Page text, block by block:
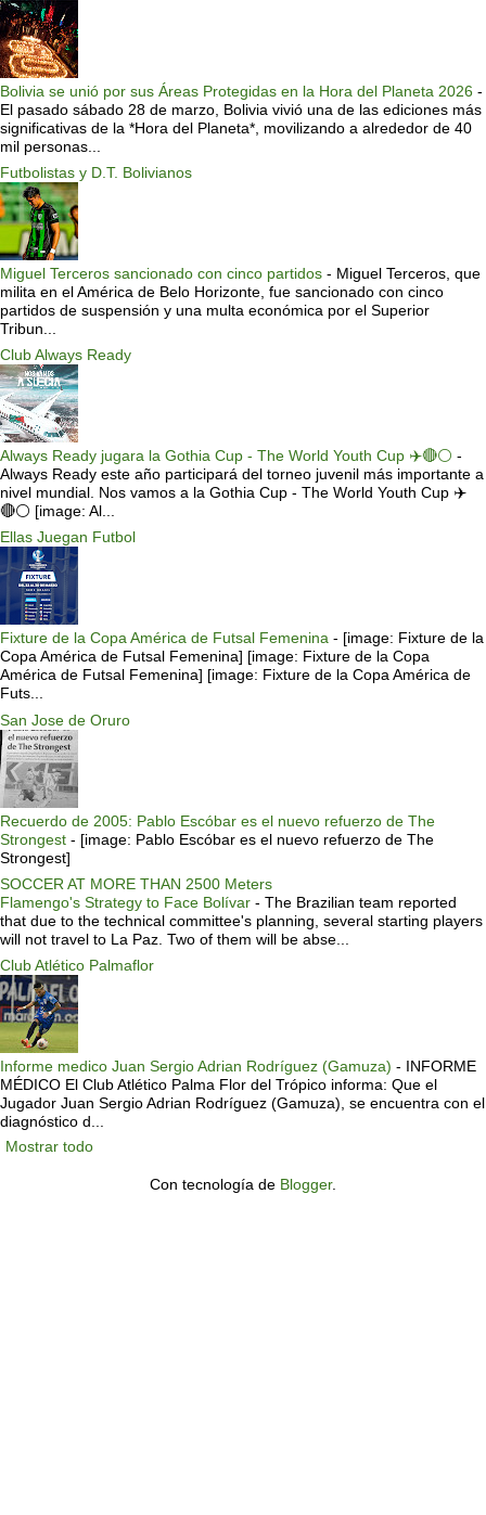
Bolivia se unió por sus Áreas Protegidas en la Hora del Planeta 2026 -
El pasado sábado 28 de marzo, Bolivia vivió una de las ediciones más
significativas de la *Hora del Planeta*, movilizando a alrededor de 40
mil personas...
Futbolistas y D.T. Bolivianos
Miguel Terceros sancionado con cinco partidos - Miguel Terceros, que
milita en el América de Belo Horizonte, fue sancionado con cinco
partidos de suspensión y una multa económica por el Superior
Tribun...
Club Always Ready
Always Ready jugara la Gothia Cup - The World Youth Cup ✈️🔴⚪️ -
Always Ready este año participará del torneo juvenil más importante a
nivel mundial. Nos vamos a la Gothia Cup - The World Youth Cup ✈️
🔴⚪️ [image: Al...
Ellas Juegan Futbol
Fixture de la Copa América de Futsal Femenina - [image: Fixture de la
Copa América de Futsal Femenina] [image: Fixture de la Copa
América de Futsal Femenina] [image: Fixture de la Copa América de
Futs...
San Jose de Oruro
Recuerdo de 2005: Pablo Escóbar es el nuevo refuerzo de The
Strongest - [image: Pablo Escóbar es el nuevo refuerzo de The
Strongest]
SOCCER AT MORE THAN 2500 Meters
Flamengo's Strategy to Face Bolívar - The Brazilian team reported
that due to the technical committee's planning, several starting players
will not travel to La Paz. Two of them will be abse...
Club Atlético Palmaflor
Informe medico Juan Sergio Adrian Rodríguez (Gamuza) - INFORME
MÉDICO El Club Atlético Palma Flor del Trópico informa: Que el
Jugador Juan Sergio Adrian Rodríguez (Gamuza), se encuentra con el
diagnóstico d...
Mostrar todo
Con tecnología de Blogger.